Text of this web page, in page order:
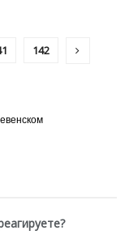
142